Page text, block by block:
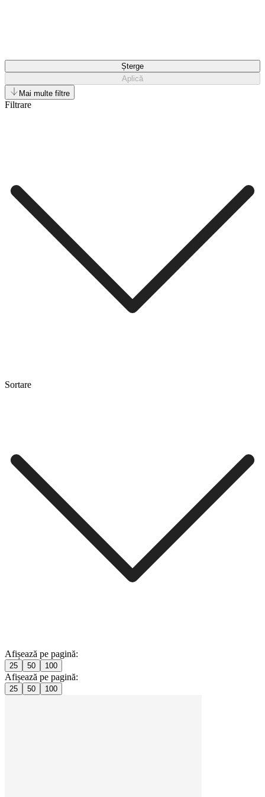
Șterge
Aplică
Mai multe filtre
Filtrare
Sortare
Afișează pe pagină:
25 50 100
Afișează pe pagină:
25 50 100